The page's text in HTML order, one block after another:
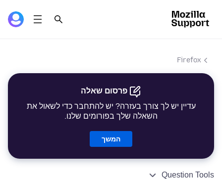
Firefox
פרסום שאלה
עדיין יש לך צורך בעזרה? יש להתחבר כדי לשאול את
השאלה שלך בפורומים שלנו.
המשך
Question Tools